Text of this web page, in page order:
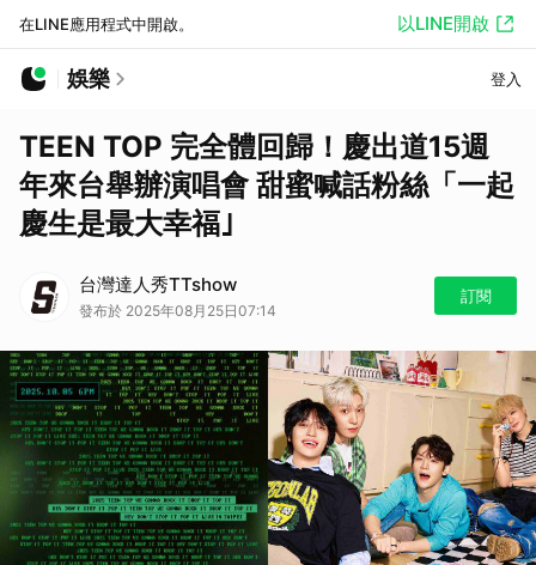
在LINE應用程式中開啟。 以LINE開啟
娛樂 登入
TEEN TOP 完全體回歸！慶出道15週
年來台舉辦演唱會 甜蜜喊話粉絲「一起
慶生是最大幸福｣
台灣達人秀TTshow
發布於 2025年08月25日07:14
訂閱